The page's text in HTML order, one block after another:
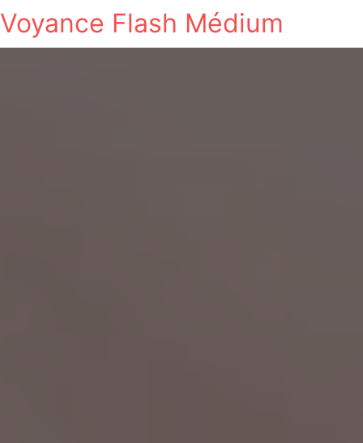
Voyance Flash Médium